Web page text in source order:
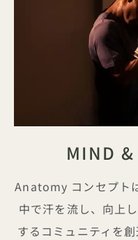
MIND &
Anatomy コンセプト
中で汗を流し、向上
するコミュニティを